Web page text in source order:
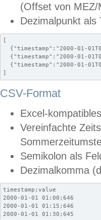
(Offset von MEZ/
Dezimalpunkt als
[
{"timestamp":"2000-01-
{"timestamp":"2000-01-
{"timestamp":"2000-01-
]
CSV-Format
Excel-
Vereinfachte
Semikolon als
Dezimalkomma
timestamp;value
2000-01-01 01:00;646
2000-01-01 01:15;646
2000-01-01 01:30;645